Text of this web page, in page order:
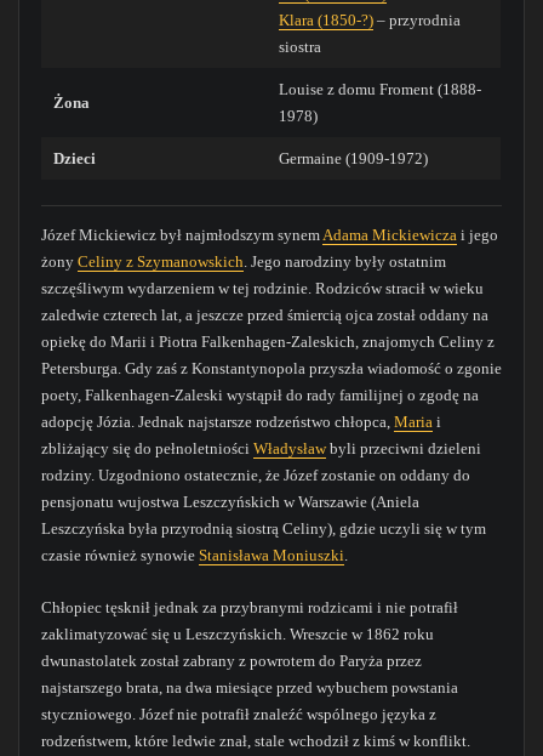
Klara (1850-?) – przyrodnia
siostra
Żona
Louise z domu Froment (1888-
1978)
Dzieci Germaine (1909-1972)
Józef Mickiewicz był najmłodszym synemAdama Mickiewiczai jego
żony Celiny z Szymanowskich. Jego narodziny były ostatnim
szczęśliwym wydarzeniem w tej rodzinie. Rodziców stracił w wieku
zaledwie czterech lat, a jeszcze przed śmiercią ojca został oddany na
opiekę do Marii i Piotra Falkenhagen-Zaleskich, znajomych Celiny z
Petersburga. Gdy zaś z Konstantynopola przyszła wiadomość o zgonie
poety, Falkenhagen-Zaleski wystąpił do rady familijnej o zgodę na
adopcję Józia. Jednak najstarsze rodzeństwo chłopca, Mariai
zbliżający się do pełnoletniości Władysławbyli przeciwni dzieleni
rodziny. Uzgodniono ostatecznie, że Józef zostanie on oddany do
pensjonatu wujostwa Leszczyńskich w Warszawie (Aniela
Leszczyńska była przyrodnią siostrą Celiny), gdzie uczyli się w tym
czasie również synowie Stanisława Moniuszki.
Chłopiec tęsknił jednak za przybranymi rodzicami i nie potrafił
zaklimatyzować się u Leszczyńskich. Wreszcie w 1862 roku
dwunastolatek został zabrany z powrotem do Paryża przez
najstarszego brata, na dwa miesiące przed wybuchem powstania
styczniowego. Józef nie potrafił znaleźć wspólnego języka z
rodzeństwem, które ledwie znał, stale wchodził z kimś w konflikt.